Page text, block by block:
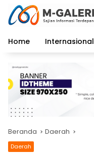
Langsung
konten
Home
Internasional
Beranda Daerah
Daerah